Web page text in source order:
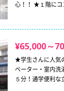
心！！ ★１階にコ
¥65,000～
★学生さんに人気
ベーター・室内
５分！通学便利な